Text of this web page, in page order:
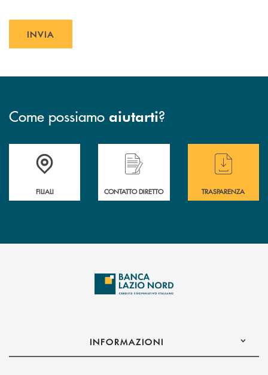
INVIA
Come possiamo aiutarti?
Trova la filiale più vicina a te
FILIALI
Hai bisogno di assistenza immediata ?
CONTATTO DIRETTO
Hai bisogno di
TRASPARENZA
INFORMAZIONI